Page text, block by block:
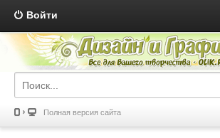
Войти
Полная версия сайта